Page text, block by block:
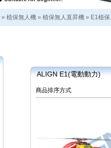
» 植保無人機 » 植保無人直昇機 » E1植
ALIGN E1(電動動力)
商品排序方式